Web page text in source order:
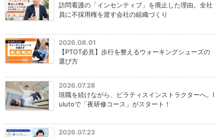
訪問看護の「インセンティブ」を廃止した理由。全社
員に不採用権を渡す会社の組織づくり
2026.08.01
【PTOT必見】歩行を整えるウォーキングシューズの
選び方
2026.07.28
現職を続けながら、ピラティスインストラクターへ。l
ulutoで「夜研修コース」がスタート！
2026.07.23